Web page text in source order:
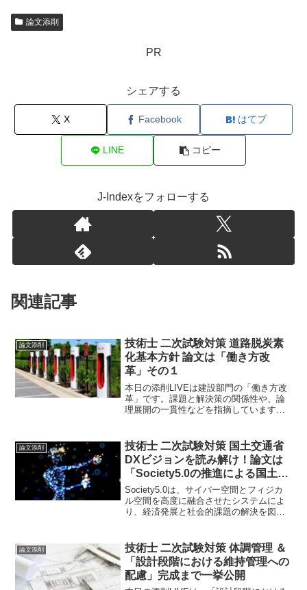
論文添削
PR
シェアする
X Facebook はてブ
LINE コピー
J-Indexをフォローする
関連記事
論文添削
技術士 二次試験対策 道路脱炭素
化基本方針 論文は「働き方改
革」その１
本日の添削LIVEは建設部門の「働き方改
革」です。課題と解決策の関係性や、論
理展開の一貫性などを指摘しています。
さんも、これらに留意してより良い論文
を目指しましょう。
論文添削
技術士 二次試験対策 国土交通省
DXビジョンを読み解け！論文は
「Society5.0の推進による国土強
靭化の高度化」
Society5.0は、サイバー空間とフィジカ
ル空間を高度に融合させたシステムによ
り、経済発展と社会的課題の解決を図る
どうやって建設分野に生かしていくの
か！？
論文添削
技術士 二次試験対策 体調管理 ＆
「設計段階における維持管理への
配慮」完成まで一挙公開